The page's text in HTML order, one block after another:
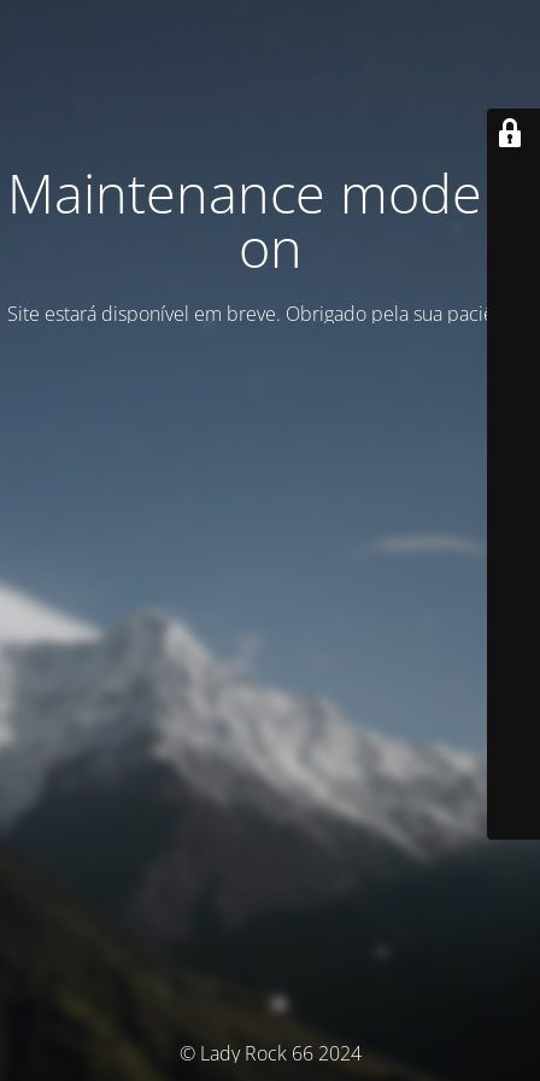
Maintenance mode is
on
Site estará disponível em breve. Obrigado pela sua paciência!
© Lady Rock 66 2024